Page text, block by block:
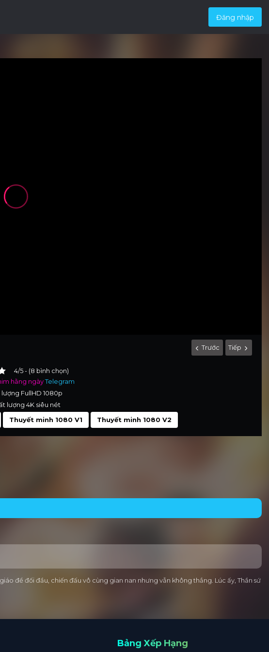
Đăng nhập
Trước Tiếp
4/5 - (8 bình chọn)
hằng ngàyTelegram
FullHD 1080p
lượng 4K siêu nét
Thuyết minh 1080 V1 Thuyết minh 1080 V2
để đối đầu, chiến đấu vô cùng gian nan nhưng vẫn không thắng. Lúc ấy, Thần sứ
Bảng Xếp Hạng